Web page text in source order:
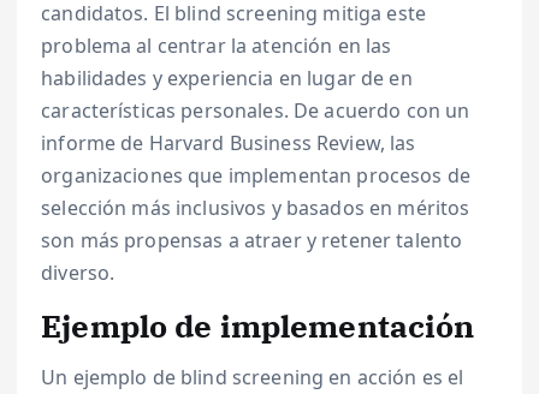
candidatos. El blind screening mitiga este
problema al centrar la atención en las
habilidades y experiencia en lugar de en
características personales. De acuerdo con un
informe de Harvard Business Review, las
organizaciones que implementan procesos de
selección más inclusivos y basados en méritos
son más propensas a atraer y retener talento
diverso.
Ejemplo de implementación
Un ejemplo de blind screening en acción es el